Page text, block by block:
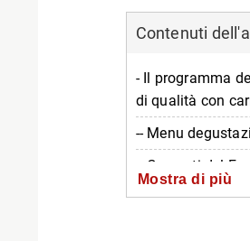
Contenuti
- Il programma
di qualità con
-- Menu
-- Concerti del
-- Informazioni
Mostra di più